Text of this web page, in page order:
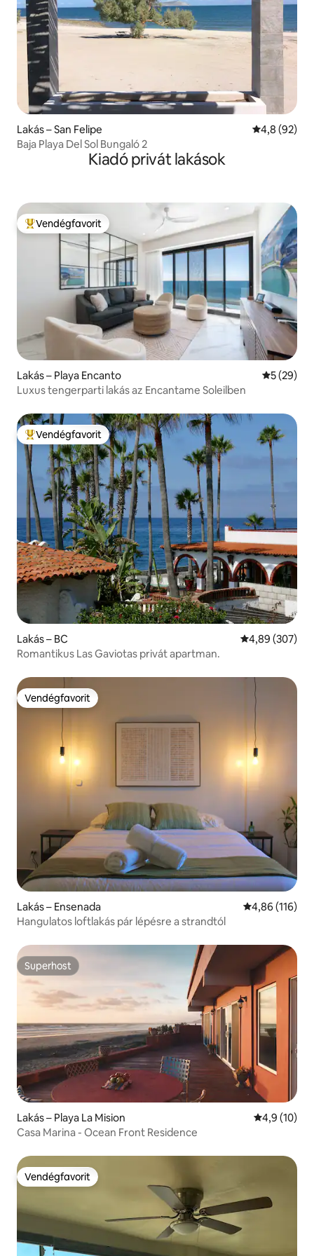
Lakás – San Felipe Átlagos
4,8 (92)
Baja Playa Del Sol Bungaló 2
Kiadó privát lakások
Kiemelt vendégfavorit
Vendégfavorit
Lakás – Playa Encanto Átlagos
5 (29)
Luxus tengerparti lakás az Encantame Soleilben
Kiemelt vendégfavorit
Vendégfavorit
Lakás – BC Átlagos
4,89 (307)
Romantikus Las Gaviotas privát apartman.
Vendégfavorit
Vendégfavorit
Lakás – Ensenada Átlagos
4,86 (116)
Hangulatos loftlakás pár lépésre a strandtól
Superhost
Superhost
Lakás – Playa La Mision Átlagos
4,9 (10)
Casa Marina - Ocean Front Residence
Vendégfavorit
Vendégfavorit